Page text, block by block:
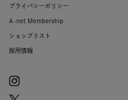
プライバシーポリシー
A-net Membership
ショップリスト
採用情報